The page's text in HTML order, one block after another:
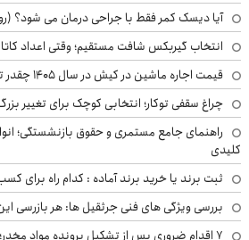
آیا دیسک کمر فقط با جراحی درمان می شود؟
انتخاب گیربکس شافت مستقیم؛ وقتی اعداد
قیمت اجاره ماشین در کیش در سال ۱۴۰۵ چقدر تغییر کرده است؟
چراغ سقفی توکار؛ انتخابی کوچک برای تغییر
راهنمای جامع مستمری و حقوق بازنشستگی؛
کلیدی
ثبت برند یا خرید برند آماده : کدام راه برای
بررسی ویژگی های فنی جرثقیل ها: هر بازرسی
۷ اقدام ضروری پس از تشکیل پرونده مواد مخدر؛ راهنمای خانواده‌ها